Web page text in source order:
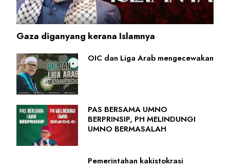
Gaza diganyang kerana Islamnya
OIC dan Liga Arab mengecewakan
PAS BERSAMA UMNO
BERPRINSIP, PH MELINDUNGI
UMNO BERMASALAH
Pemerintahan kakistokrasi